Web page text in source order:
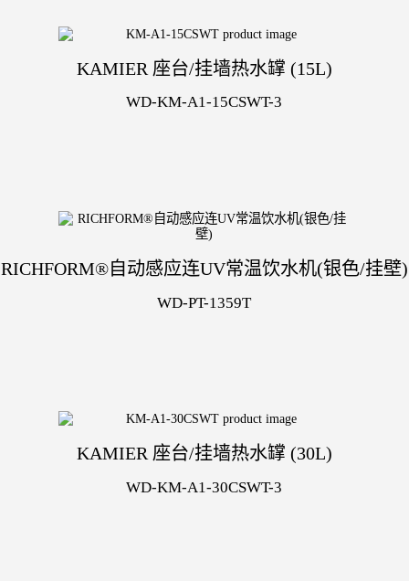
KAMIER 座台/挂墙热水罉 (15L)
WD-KM-A1-15CSWT-3
RICHFORM®自动感应连UV常温饮水机(银色/挂壁)
WD-PT-1359T
KAMIER 座台/挂墙热水罉 (30L)
WD-KM-A1-30CSWT-3